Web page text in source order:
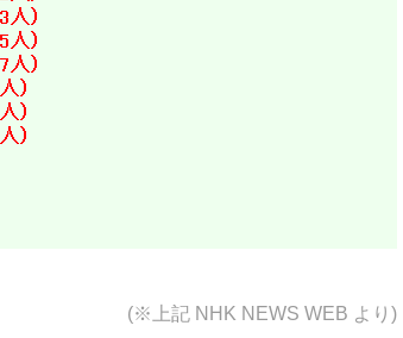
(※上記 NHK NEWS WEB より)